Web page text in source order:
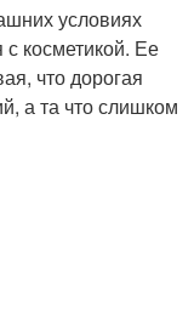
условиях
косметикой. Ее
что дорогая
а та что слишком